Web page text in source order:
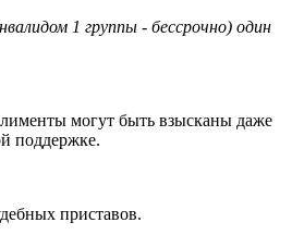
1 группы - бессрочно) один
могут быть взысканы даже
поддержке.
приставов.